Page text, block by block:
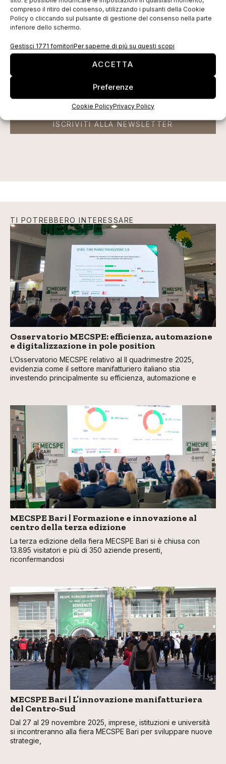
compreso il ritiro del consenso, utilizzando i pulsanti della Cookie
Policy o cliccando sul pulsante di gestione del consenso nella parte
inferiore dello schermo.
Gestisci 1771 fornitoriPer saperne di più su questi scopi
ACCETTA
Preferenze
Cookie PolicyPrivacy Policy
EDICOLA WEB
ISCRIVITI ALLA NEWSLETTER
TI POTREBBERO INTERESSARE
Osservatorio MECSPE: efficienza, automazione
e digitalizzazione in pole position
L’Osservatorio MECSPE relativo al II quadrimestre 2025,
evidenzia come il settore manifatturiero italiano stia
investendo principalmente su efficienza, automazione e
MECSPE Bari | Formazione e innovazione al
centro della terza edizione
La terza edizione della fiera MECSPE Bari si è chiusa con
13.895 visitatori e più di 350 aziende presenti,
riconfermandosi
MECSPE Bari | L’innovazione manifatturiera
del Centro-Sud
Dal 27 al 29 novembre 2025, imprese, istituzioni e università
si incontreranno alla fiera MECSPE Bari per sviluppare nuove
strategie,